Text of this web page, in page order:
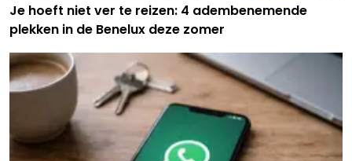
Je hoeft niet ver te reizen: 4 adembenemende
plekken in de Benelux deze zomer